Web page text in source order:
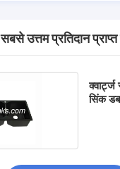
सबसे उत्तम प्रतिदान
सिंक